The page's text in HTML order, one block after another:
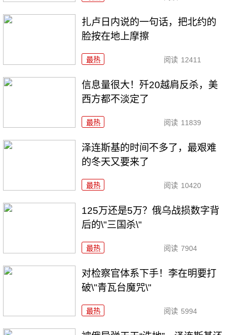
扎卢日内说的一句话，把北约的
脸按在地上摩擦
最热 阅读 12411
信息量很大！歼20越肩反杀，美
西方都不淡定了
最热 阅读 11839
泽连斯基的时间不多了，最艰难
的冬天又要来了
最热 阅读 10420
125万还是5万？俄乌战损数字背
后的\"三国杀\"
最热 阅读 7904
对检察官体系下手！李在明要打
破\"青瓦台魔咒\"
最热 阅读 5994